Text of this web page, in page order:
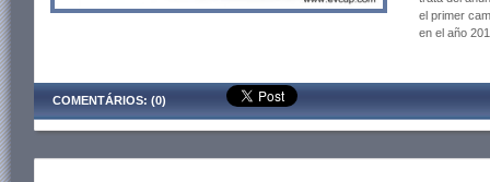
el primer
en el año
COMENTÁRIOS: (0)